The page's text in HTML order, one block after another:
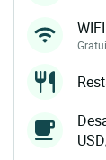
WIFI